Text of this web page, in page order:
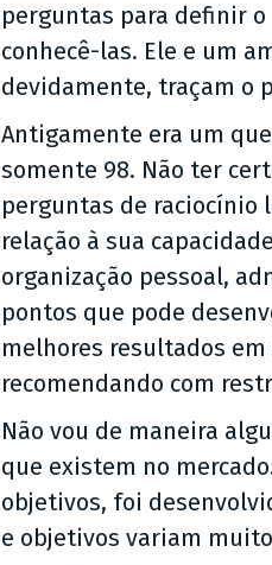
perguntas para definir
conhecê-las. Ele e um
devidamente, traçam o
Antigamente era um
somente 98. Não ter
perguntas de raciocínio
relação à sua
organização pessoal,
pontos que pode
melhores resultados
recomendando com
Não vou de maneira
que existem no
objetivos, foi
e objetivos variam